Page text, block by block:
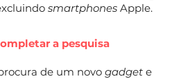
smartphones Apple.
a pesquisa
de um novo gadget e